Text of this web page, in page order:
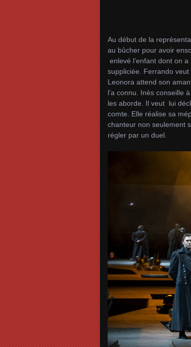
Au début de la
au bûcher pour avoir
enlevé l’enfant dont on
suppliciée. Ferrando
Leonora attend son
l’a connu. Inès conseille
les aborde. Il veut lui
comte. Elle réalise sa
chanteur non seulement
régler par un duel.